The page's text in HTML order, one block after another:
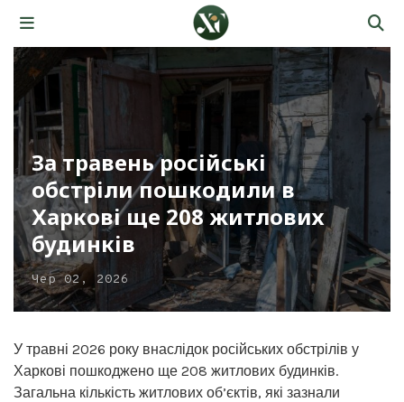
За травень російські
обстріли пошкодили в
Харкові ще 208 житлових
будинків
Чер 02, 2026
У травні 2026 року внаслідок російських обстрілів у
Харкові пошкоджено ще 208 житлових будинків.
Загальна кількість житлових об’єктів, які зазнали